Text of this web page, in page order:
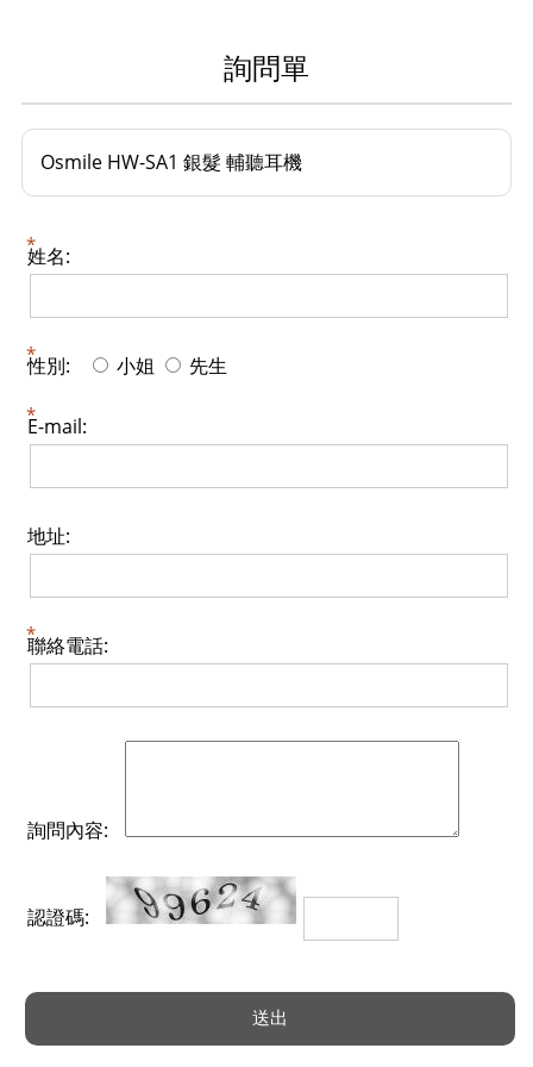
詢問單
​Osmile HW-SA1 銀髮 輔聽耳機
姓名:
性別: 小姐 先生
E-mail:
地址:
聯絡電話:
詢問內容:
認證碼: